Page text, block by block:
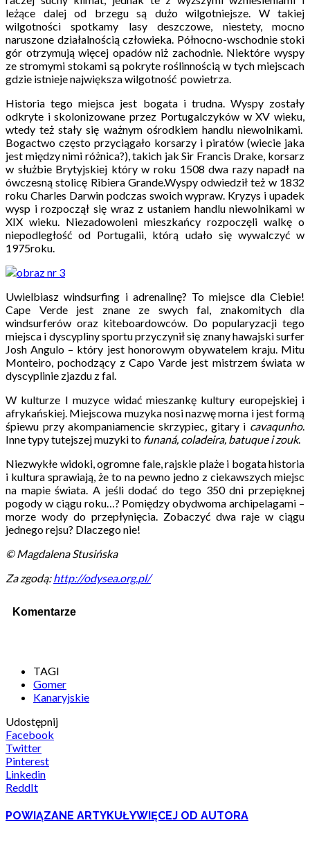
leżące dalej od brzegu są dużo wilgotniejsze. W takiej
wilgotności spotkamy lasy deszczowe, niestety, mocno
naruszone działalnością człowieka. Północno-wschodnie stoki
gór otrzymują więcej opadów niż zachodnie. Niektóre wyspy
ze stromymi stokami są pokryte roślinnością w tych miejscach
gdzie istnieje największa wilgotność powietrza.
Historia tego miejsca jest bogata i trudna. Wyspy zostały
odkryte i skolonizowane przez Portugalczyków w XV wieku,
wtedy też stały się ważnym ośrodkiem handlu niewolnikami.
Bogactwo często przyciągało korsarzy i piratów (wiecie jaka
jest między nimi różnica?), takich jak Sir Francis Drake, korsarz
w służbie Brytyjskiej który w roku 1508 dwa razy napadł na
ówczesną stolicę Ribiera Grande.Wyspy odwiedził też w 1832
roku Charles Darwin podczas swoich wypraw. Kryzys i upadek
wysp i rozpoczął się wraz z ustaniem handlu niewolnikami w
XIX wieku. Niezadowoleni mieszkańcy rozpoczęli walkę o
niepodległość od Portugalii, którą udało się wywalczyć w
1975roku.
Uwielbiasz windsurfing i adrenalinę? To miejsce dla Ciebie!
Cape Verde jest znane ze swych fal, znakomitych dla
windsurferów oraz kiteboardowców. Do popularyzacji tego
miejsca i dyscypliny sportu przyczynił się znany hawajski surfer
Josh Angulo – który jest honorowym obywatelem kraju. Mitu
Monteiro, pochodzący z Capo Varde jest mistrzem świata w
dyscyplinie zjazdu z fal.
W kulturze I muzyce widać mieszankę kultury europejskiej i
afrykańskiej. Miejscowa muzyka nosi nazwę morna i jest formą
śpiewu przy akompaniamencie skrzypiec, gitary i cavaqunho.
Inne typy tutejszej muzyki to funaná, coladeira, batuque i zouk.
Niezwykłe widoki, ogromne fale, rajskie plaże i bogata historia
i kultura sprawiają, że to na pewno jedno z ciekawszych miejsc
na mapie świata. A jeśli dodać do tego 350 dni przepięknej
pogody w ciągu roku…? Pomiędzy obydwoma archipelagami –
morze wody do przepłynięcia. Zobaczyć dwa raje w ciągu
jednego rejsu? Dlaczego nie!
© Magdalena Stusińska
Za zgodą:http://odysea.org.pl/
Komentarze
TAGI
Gomer
Kanaryjskie
Udostępnij
Facebook
Twitter
Pinterest
Linkedin
ReddIt
POWIĄZANE ARTYKUŁYWIĘCEJ OD AUTORA